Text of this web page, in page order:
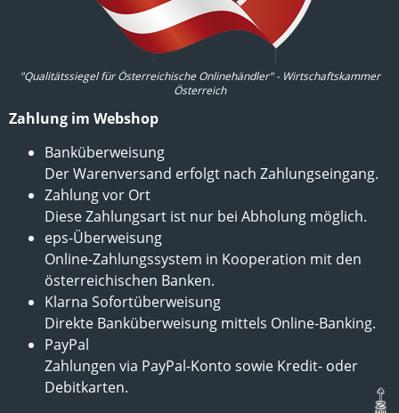
"Qualitätssiegel für Österreichische Onlinehändler" - Wirtschaftskammer
Österreich
Zahlung im Webshop
Banküberweisung
Der Warenversand erfolgt nach Zahlungseingang.
Zahlung vor Ort
Diese Zahlungsart ist nur bei Abholung möglich.
eps-Überweisung
Online-Zahlungssystem in Kooperation mit den
österreichischen Banken.
Klarna Sofortüberweisung
Direkte Banküberweisung mittels Online-Banking.
PayPal
Zahlungen via PayPal-Konto sowie Kredit- oder
Debitkarten.